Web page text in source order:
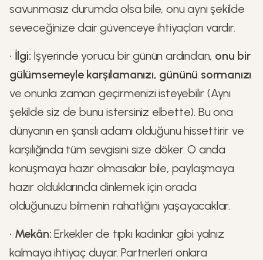
savunmasız durumda olsa bile, onu aynı şekilde
seveceğinize dair güvenceye ihtiyaçları vardır.
• İlgi: İşyerinde yorucu bir günün ardından, onu bir
gülümsemeyle karşılamanızı, gününü sormanızı
ve onunla zaman geçirmenizi isteyebilir (Aynı
şekilde siz de bunu istersiniz elbette). Bu ona
dünyanın en şanslı adamı olduğunu hissettirir ve
karşılığında tüm sevgisini size döker. O anda
konuşmaya hazır olmasalar bile, paylaşmaya
hazır olduklarında dinlemek için orada
olduğunuzu bilmenin rahatlığını yaşayacaklar.
• Mekân: Erkekler de tıpkı kadınlar gibi yalnız
kalmaya ihtiyaç duyar. Partnerleri onlara